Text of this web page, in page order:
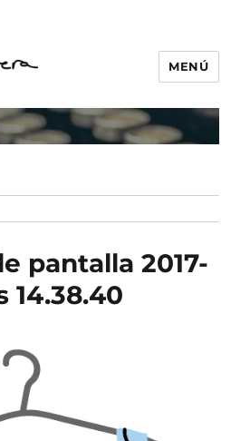
MENÚ
pantalla 2017-
14.38.40